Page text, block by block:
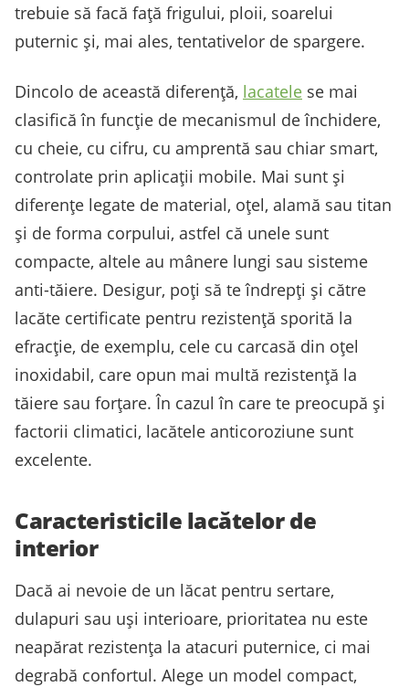
trebuie să facă față frigului, ploii, soarelui
puternic și, mai ales, tentativelor de spargere.
Dincolo de această diferență, lacatele se mai
clasifică în funcție de mecanismul de închidere,
cu cheie, cu cifru, cu amprentă sau chiar smart,
controlate prin aplicații mobile. Mai sunt și
diferențe legate de material, oțel, alamă sau titan
și de forma corpului, astfel că unele sunt
compacte, altele au mânere lungi sau sisteme
anti-tăiere. Desigur, poți să te îndrepți și către
lacăte certificate pentru rezistență sporită la
efracție, de exemplu, cele cu carcasă din oțel
inoxidabil, care opun mai multă rezistență la
tăiere sau forțare. În cazul în care te preocupă și
factorii climatici, lacătele anticoroziune sunt
excelente.
Caracteristicile lacătelor de
interior
Dacă ai nevoie de un lăcat pentru sertare,
dulapuri sau uși interioare, prioritatea nu este
neapărat rezistența la atacuri puternice, ci mai
degrabă confortul. Alege un model compact,